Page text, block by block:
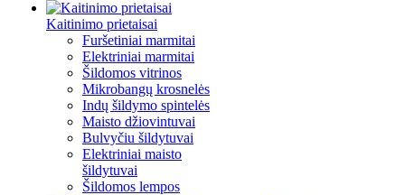
Kaitinimo prietaisai
Furšetiniai marmitai
Elektriniai marmitai
Šildomos vitrinos
Mikrobangų krosnelės
Indų šildymo spintelės
Maisto džiovintuvai
Bulvyčiu šildytuvai
Elektriniai maisto
šildytuvai
Šildomos lempos